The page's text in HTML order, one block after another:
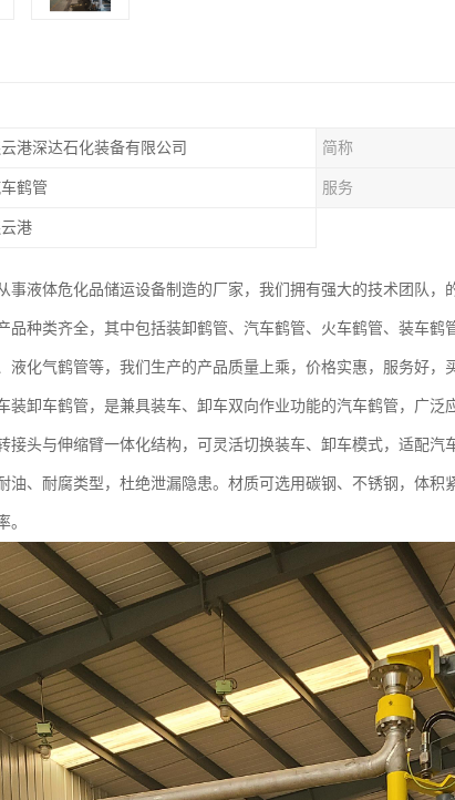
港深达石化装备有限公司 简称
鹤管 服务
港
事液体危化品储运设备制造的厂家，我们拥有强大的技术团队，
品种类齐全，其中包括装卸鹤管、汽车鹤管、火车鹤管、装车鹤
液化气鹤管等，我们生产的产品质量上乘，价格实惠，服务好，
装卸车鹤管，是兼具装车、卸车双向作业功能的汽车鹤管，广泛
接头与伸缩臂一体化结构，可灵活切换装车、卸车模式，适配汽
油、耐腐类型，杜绝泄漏隐患。材质可选用碳钢、不锈钢，体
。